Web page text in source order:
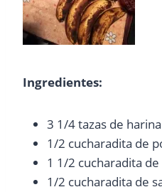
Ingredientes:
3 1/4 tazas de harina
1/2 cucharadita de
1 1/2 cucharadita
1/2 cucharadita de